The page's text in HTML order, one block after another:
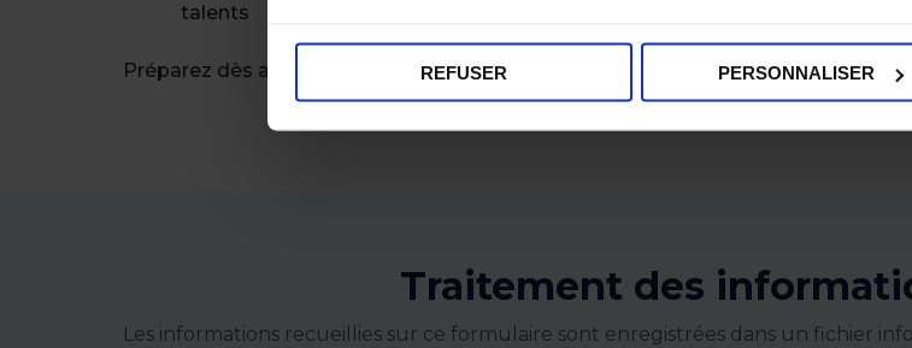
REFUSER PERSONNALISER
talents
Préparez dès aujourd’hui votre organisation aux nouvelles exigences de
Traitement des
Les informations recueillies sur ce formulaire sont enregistrées dans un fichier